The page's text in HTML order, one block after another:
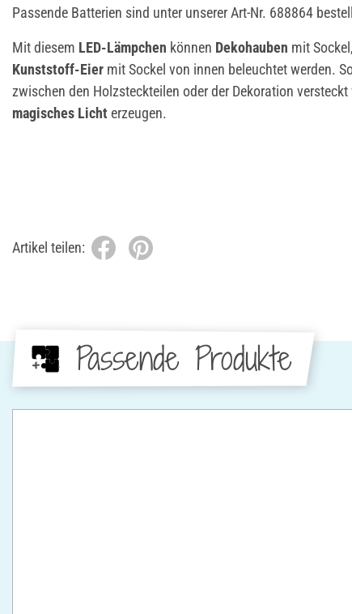
Passende Batterien sind unter unserer Art-Nr. 688864
Mit diesem LED-Lämpchen können Dekohauben mit Sockel,
Kunststoff-Eier mit Sockel von innen beleuchtet werden.
zwischen den Holzsteckteilen oder der Dekoration
magisches Licht erzeugen.
Artikel teilen:
Passende Produkte